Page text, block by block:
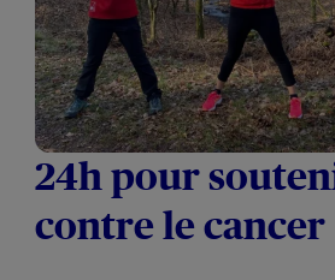
24h pour
contre le cancer